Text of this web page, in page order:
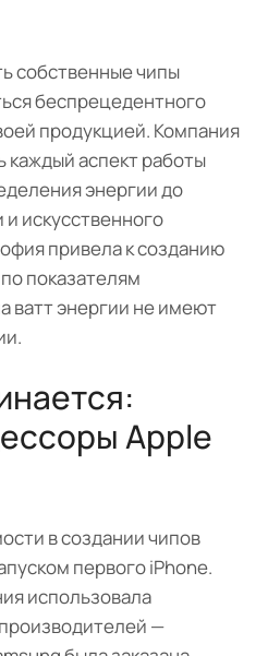
собственные чипы
беспрецедентного
продукцией. Компания
аспект работы
энергии до
и искусственного
привела к созданию
показателям
ватт энергии не имеют
Apple
в создании чипов
первого iPhone.
использовала
—